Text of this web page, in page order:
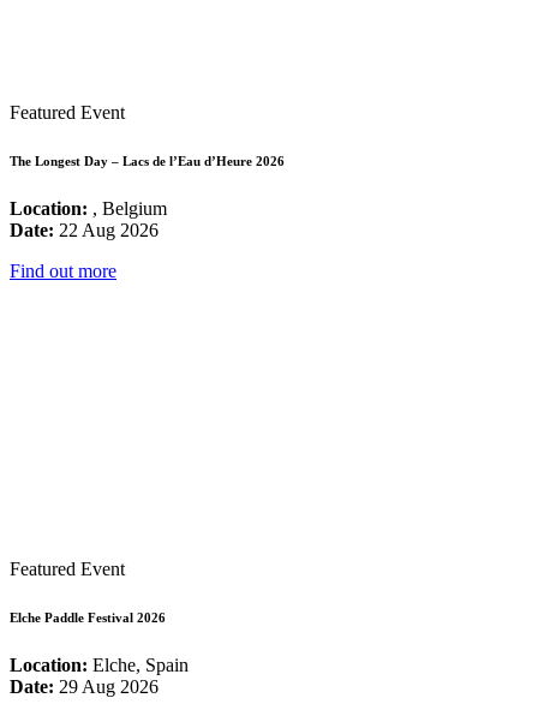
Featured Event
The Longest Day – Lacs de l’Eau d’Heure 2026
Location: , Belgium
Date: 22 Aug 2026
Find out more
Featured Event
Elche Paddle Festival 2026
Location: Elche, Spain
Date: 29 Aug 2026